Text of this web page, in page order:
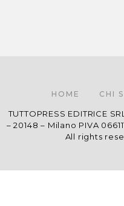
HOME CHI
TUTTOPRESS EDITRICE
– 20148 – Milano PIVA
All rights